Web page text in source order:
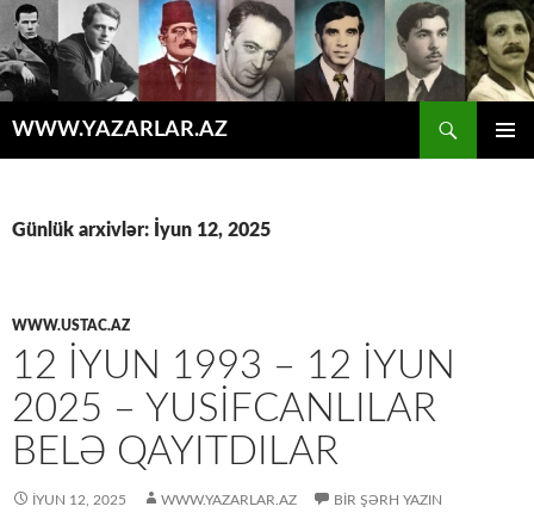
WWW.YAZARLAR.AZ
Günlük arxivlər: İyun 12, 2025
WWW.USTAC.AZ
12 IYUN 1993 – 12 IYUN
2025 – YUSIFCANLILAR
BELƏ QAYITDILAR
İYUN 12, 2025 WWW.YAZARLAR.AZ BIR ŞƏRH YAZIN